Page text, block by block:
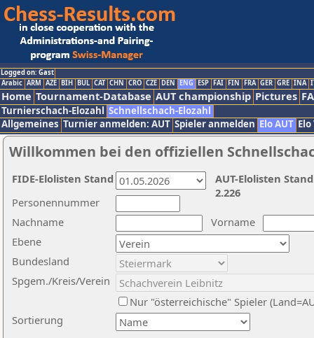
Logged on: Gast
Arabic ARM AZE BIH BUL CAT CHN CRO CZE DEN ENG ESP FAI FIN FRA GER GRE INA
Home Tournament-Database AUT championship Pictures
Turnierschach-Elozahl Schnellschach-Elozahl
Allgemeines Turnier anmelden: AUT Spieler anmelden Elo AUT
Willkommen bei den offiziellen
Nachname
Vorname
Ebene
Sortierung
Personennummer
Bundesland
Spgem./Kreis/Verein
Nur "österreichische" Spieler
AUT-Elolisten
2.226
FIDE-Elolisten Stand